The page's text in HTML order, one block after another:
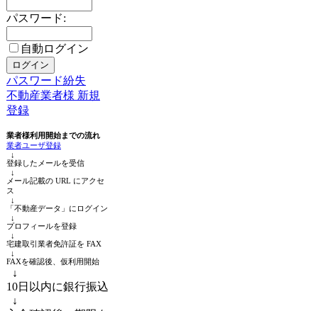
パスワード:
自動ログイン
パスワード紛失
不動産業者様 新規
登録
業者様利用開始までの流れ
業者ユーザ登録
↓
登録したメールを受信
↓
メール記載の URL にアクセ
ス
↓
「不動産データ」にログイン
↓
プロフィールを登録
↓
宅建取引業者免許証を FAX
↓
FAXを確認後、仮利用開始
↓
10日以内に銀行振込
↓